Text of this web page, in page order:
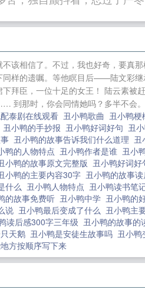
普开始 女主她又失忆了 鱼
活+番外 受受亲亲（大纲文
+番外 轻小姐的探案故事
相信了。不过，我也好奇，要真
样的遗嘱。等他瞑目后——陆文彩
拜臣，一位十足的女王！ 陆云素被
到那时，你会同情她吗？多半不会
泰剧在线观看 丑小鸭歌曲 丑小鸭梗
丑小鸭的手抄报 丑小鸭好词好句 丑
丑小鸭的故事告诉我们什么道理 丑
鸭的人物特点 丑小鸭作者是谁 丑小
小鸭的故事原文完整版 丑小鸭好词好
小鸭的主要内容30字 丑小鸭的故事
什么 丑小鸭人物特点 丑小鸭读书笔
的故事免费听 丑小鸭中学 丑小鸭的
说 丑小鸭最后变成了什么 丑小鸭主
读后感300字三年级 丑小鸭的故事的
天鹅 丑小鸭是安徒生故事吗 丑小鸭
方按顺序写下来